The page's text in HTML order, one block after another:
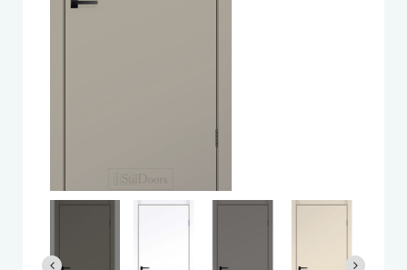
MSDoors (МСДорс)